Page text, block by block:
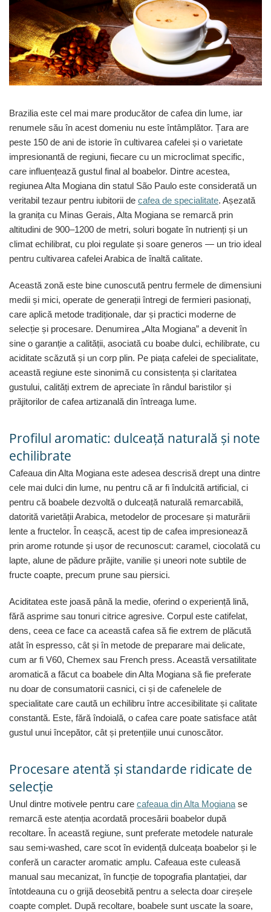
Cafea boabe Vergnano
Cafea boabe Segafredo
Cafea boabe Julius Meinl
Cafea boabe 1kg
Cafea boabe verde
Cafea de specialitate
Cafea proaspat prajita
Cafea Etiopia
Cafea Columbia
Cafea Brazilia
Cafea Guatemala
Cafea Costa Rica
Cafea Rwanda
Cafea Decofeinizata
Cafea Instant
Cafea macinata
Sistem de zahar si paleta
Tastaturi si butoane
Brazilia este cel mai mare producător de cafea din lume, iar
renumele său în acest domeniu nu este întâmplător. Țara are
peste 150 de ani de istorie în cultivarea cafelei și o varietate
impresionantă de regiuni, fiecare cu un microclimat specific,
care influențează gustul final al boabelor. Dintre acestea,
regiunea Alta Mogiana din statul São Paulo este considerată un
veritabil tezaur pentru iubitorii de cafea de specialitate. Așezată
la granița cu Minas Gerais, Alta Mogiana se remarcă prin
altitudini de 900–1200 de metri, soluri bogate în nutrienți și un
climat echilibrat, cu ploi regulate și soare generos — un trio ideal
pentru cultivarea cafelei Arabica de înaltă calitate.
Această zonă este bine cunoscută pentru fermele de dimensiuni
medii și mici, operate de generații întregi de fermieri pasionați,
care aplică metode tradiționale, dar și practici moderne de
selecție și procesare. Denumirea „Alta Mogiana” a devenit în
sine o garanție a calității, asociată cu boabe dulci, echilibrate, cu
aciditate scăzută și un corp plin. Pe piața cafelei de specialitate,
această regiune este sinonimă cu consistența și claritatea
gustului, calități extrem de apreciate în rândul baristilor și
prăjitorilor de cafea artizanală din întreaga lume.
Profilul aromatic: dulceață naturală și note
echilibrate
Cafeaua din Alta Mogiana este adesea descrisă drept una dintre
cele mai dulci din lume, nu pentru că ar fi îndulcită artificial, ci
pentru că boabele dezvoltă o dulceață naturală remarcabilă,
datorită varietății Arabica, metodelor de procesare și maturării
lente a fructelor. În ceașcă, acest tip de cafea impresionează
prin arome rotunde și ușor de recunoscut: caramel, ciocolată cu
lapte, alune de pădure prăjite, vanilie și uneori note subtile de
fructe coapte, precum prune sau piersici.
Aciditatea este joasă până la medie, oferind o experiență lină,
fără asprime sau tonuri citrice agresive. Corpul este catifelat,
dens, ceea ce face ca această cafea să fie extrem de plăcută
atât în espresso, cât și în metode de preparare mai delicate,
cum ar fi V60, Chemex sau French press. Această versatilitate
aromatică a făcut ca boabele din Alta Mogiana să fie preferate
nu doar de consumatorii casnici, ci și de cafenelele de
specialitate care caută un echilibru între accesibilitate și calitate
constantă. Este, fără îndoială, o cafea care poate satisface atât
gustul unui începător, cât și pretențiile unui cunoscător.
Procesare atentă și standarde ridicate de
selecție
Unul dintre motivele pentru care cafeaua din Alta Mogianase
remarcă este atenția acordată procesării boabelor după
recoltare. În această regiune, sunt preferate metodele naturale
sau semi-washed, care scot în evidență dulceața boabelor și le
conferă un caracter aromatic amplu. Cafeaua este culeasă
manual sau mecanizat, în funcție de topografia plantației, dar
întotdeauna cu o grijă deosebită pentru a selecta doar cireșele
coapte complet. După recoltare, boabele sunt uscate la soare,